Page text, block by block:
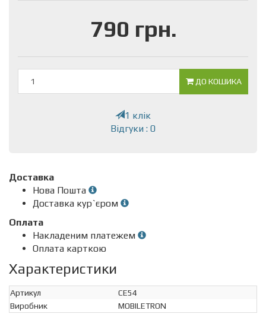
790 грн.
ДО КОШИКА
1 клік
Відгуки : 0
Доставка
Нова Пошта
Доставка кур`єром
Оплата
Накладеним платежем
Оплата карткою
Характеристики
Артикул
CE54
Виробник
MOBILETRON